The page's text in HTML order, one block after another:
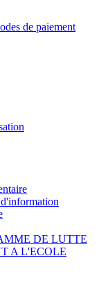
de paiement
DE LUTTE
A L'ECOLE